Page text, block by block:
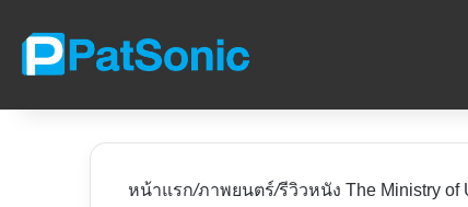
หน้าแรก/ภาพยนตร์/รีวิวหนัง The Ministry